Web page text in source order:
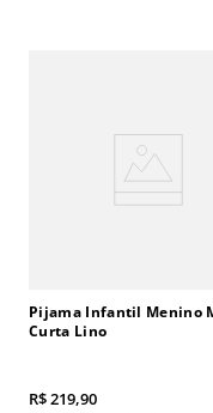
Pijama Infantil Menino
Curta Lino
R$219,90